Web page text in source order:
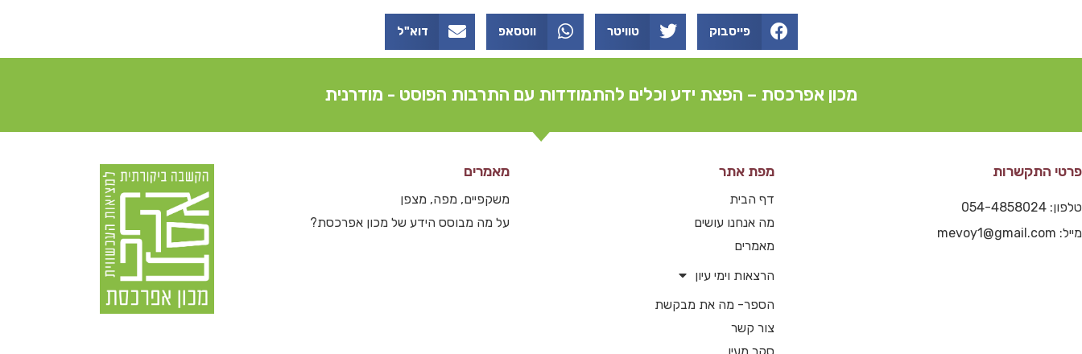
פייסבוק טוויטר ווטסאפ דוא"ל
מכון אפרכסת – הפצת ידע וכלים להתמודדות עם התרבות הפוסט - מודרנית
פרטי התקשרות
טלפון: 054-4858024
מייל: mevoy1@gmail.com
מפת אתר
דף הבית
מה אנחנו עושים
מאמרים
הרצאות וימי עיון
הספר- מה את מבקשת
צור קשר
מאמרים
משקפיים, מפה, מצפן
על מה מבוסס הידע של מכון אפרכסת?